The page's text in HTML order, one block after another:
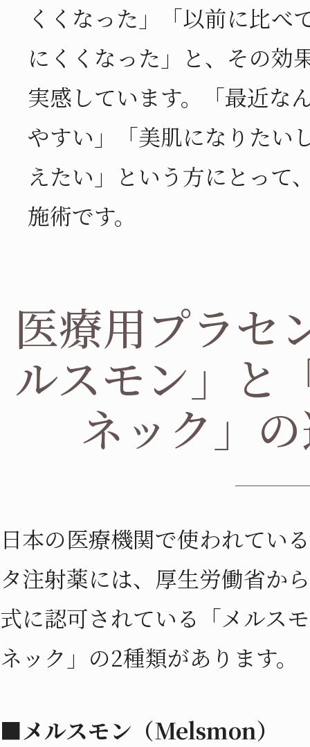
くくなった」「以前に比べ
にくくなった」と、その効
実感しています。「最近な
やすい」「美肌になりたい
えたい」という方にとって
施術です。
医療用プラセ
ルスモン」と
ネック」
日本の医療機関で使われてい
タ注射薬には、厚生労働省か
式に認可されている「メルス
ネック」の2種類があります。
■メルスモン（Melsmon）